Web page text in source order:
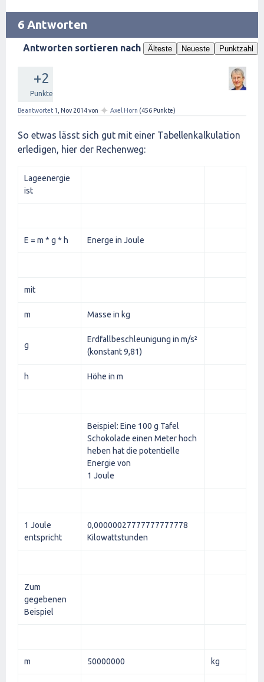
6 Antworten
Antworten sortieren nach Älteste Neueste Punktzahl
+2
Punkte
Beantwortet 1, Nov 2014von ✦ Axel Horn (456 Punkte)
So etwas lässt sich gut mit einer Tabellenkalkulation
erledigen, hier der Rechenweg:
Lageenergie
ist
E = m * g * h Energe in Joule
mit
m Masse in kg
g
Erdfallbeschleunigung in m/s²
(konstant 9,81)
h Höhe in m
Beispiel: Eine 100 g Tafel
Schokolade einen Meter hoch
heben hat die potentielle
Energie von
1 Joule
1 Joule
entspricht
0,00000027777777777778
Kilowattstunden
Zum
gegebenen
Beispiel
m 50000000 kg